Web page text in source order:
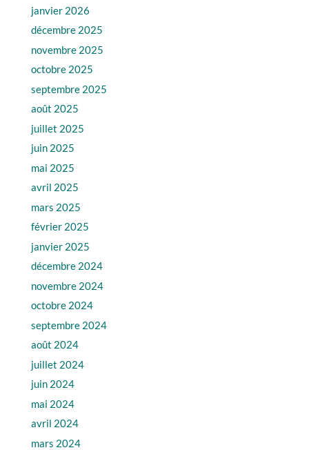
janvier 2026
décembre 2025
novembre 2025
octobre 2025
septembre 2025
août 2025
juillet 2025
juin 2025
mai 2025
avril 2025
mars 2025
février 2025
janvier 2025
décembre 2024
novembre 2024
octobre 2024
septembre 2024
août 2024
juillet 2024
juin 2024
mai 2024
avril 2024
mars 2024